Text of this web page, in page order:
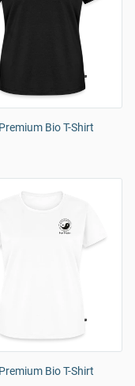
Bio T-Shirt
Bio T-Shirt